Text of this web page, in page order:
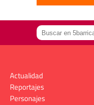
Actualidad
Reportajes
Personajes